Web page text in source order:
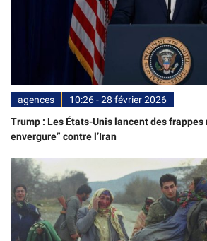
agences
10:26 - 28 février 2026
Trump : Les États-Unis lancent des
envergure” contre l’Iran